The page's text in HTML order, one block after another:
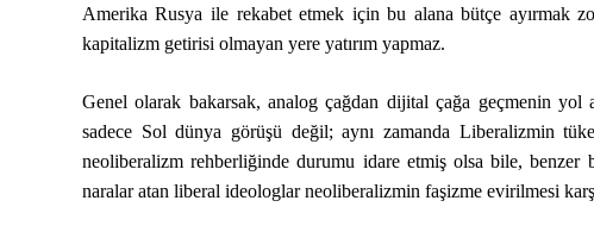
Amerika Rusya ile rekabet etmek için bu alana bütçe ayırmak
kapitalizm getirisi olmayan yere yatırım yapmaz.
Genel olarak bakarsak, analog çağdan dijital çağa geçmenin yol
sadece Sol dünya görüşü değil; aynı zamanda Liberalizmin
neoliberalizm rehberliğinde durumu idare etmiş olsa bile, benzer
naralar atan liberal ideologlar neoliberalizmin faşizme evirilmesi